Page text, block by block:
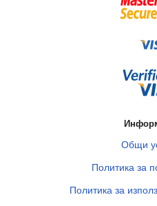
Общи
Политика за
Политика за